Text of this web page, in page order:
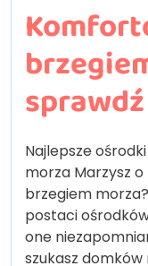
Najlepsze
morza Marzysz
brzegiem
postaci
one
szukasz domków